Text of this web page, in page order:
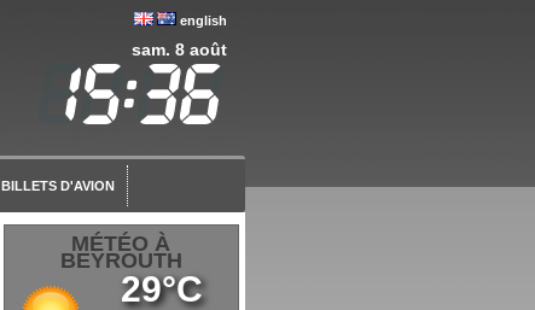
english
sam. 8 août
BILLETS D'AVION
MÉTÉO À
BEYROUTH
29°C